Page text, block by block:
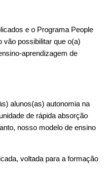
e o Programa People
vão possibilitar que o(a)
aprendizagem de
alunos(as) autonomia na
de rápida absorção
nosso modelo de ensino
voltada para a formação